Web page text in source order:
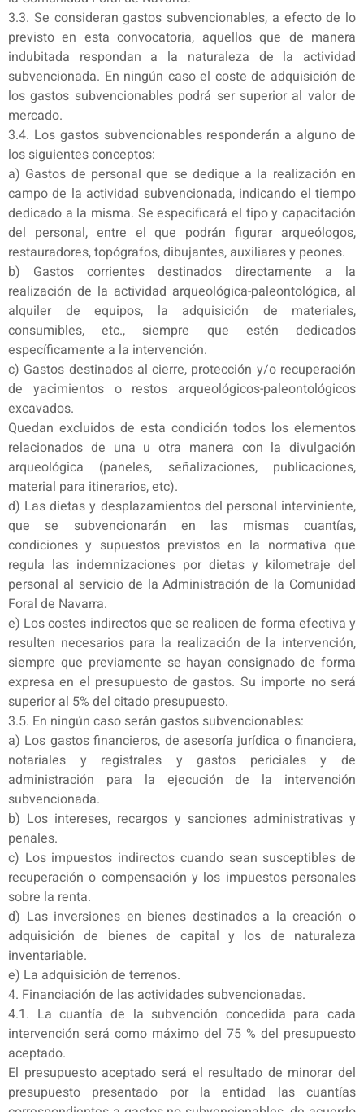
3.3. Se consideran gastos subvencionables, a efecto de lo
previsto en esta convocatoria, aquellos que de manera
indubitada respondan a la naturaleza de la actividad
subvencionada. En ningún caso el coste de adquisición de
los gastos subvencionables podrá ser superior al valor de
mercado.
3.4. Los gastos subvencionables responderán a alguno de
los siguientes conceptos:
a) Gastos de personal que se dedique a la realización en
campo de la actividad subvencionada, indicando el tiempo
dedicado a la misma. Se especificará el tipo y capacitación
del personal, entre el que podrán figurar arqueólogos,
restauradores, topógrafos, dibujantes, auxiliares y peones.
b) Gastos corrientes destinados directamente a la
realización de la actividad arqueológica-paleontológica, al
alquiler de equipos, la adquisición de materiales,
consumibles, etc., siempre que estén dedicados
específicamente a la intervención.
c) Gastos destinados al cierre, protección y/o recuperación
de yacimientos o restos arqueológicos-paleontológicos
excavados.
Quedan excluidos de esta condición todos los elementos
relacionados de una u otra manera con la divulgación
arqueológica (paneles, señalizaciones, publicaciones,
material para itinerarios, etc).
d) Las dietas y desplazamientos del personal interviniente,
que se subvencionarán en las mismas cuantías,
condiciones y supuestos previstos en la normativa que
regula las indemnizaciones por dietas y kilometraje del
personal al servicio de la Administración de la Comunidad
Foral de Navarra.
e) Los costes indirectos que se realicen de forma efectiva y
resulten necesarios para la realización de la intervención,
siempre que previamente se hayan consignado de forma
expresa en el presupuesto de gastos. Su importe no será
superior al 5% del citado presupuesto.
3.5. En ningún caso serán gastos subvencionables:
a) Los gastos financieros, de asesoría jurídica o financiera,
notariales y registrales y gastos periciales y de
administración para la ejecución de la intervención
subvencionada.
b) Los intereses, recargos y sanciones administrativas y
penales.
c) Los impuestos indirectos cuando sean susceptibles de
recuperación o compensación y los impuestos personales
sobre la renta.
d) Las inversiones en bienes destinados a la creación o
adquisición de bienes de capital y los de naturaleza
inventariable.
e) La adquisición de terrenos.
4. Financiación de las actividades subvencionadas.
4.1. La cuantía de la subvención concedida para cada
intervención será como máximo del 75 % del presupuesto
aceptado.
El presupuesto aceptado será el resultado de minorar del
presupuesto presentado por la entidad las cuantías